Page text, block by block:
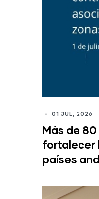
- 01 JUL, 2026
Más de
fortalecer
países